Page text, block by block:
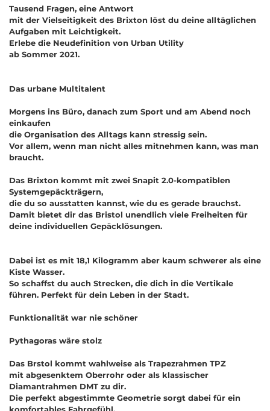
Tausend Fragen, eine Antwort
mit der Vielseitigkeit des Brixton löst du deine alltäglichen
Aufgaben mit Leichtigkeit.
Erlebe die Neudefinition von Urban Utility
ab Sommer 2021.
Das urbane Multitalent
Morgens ins Büro, danach zum Sport und am Abend noch
einkaufen
die Organisation des Alltags kann stressig sein.
Vor allem, wenn man nicht alles mitnehmen kann, was man
braucht.
Das Brixton kommt mit zwei Snapit 2.0-kompatiblen
Systemgepäckträgern,
die du so ausstatten kannst, wie du es gerade brauchst.
Damit bietet dir das Bristol unendlich viele Freiheiten für
deine individuellen Gepäcklösungen.
Dabei ist es mit 18,1 Kilogramm aber kaum schwerer als eine
Kiste Wasser.
So schaffst du auch Strecken, die dich in die Vertikale
führen. Perfekt für dein Leben in der Stadt.
Funktionalität war nie schöner
Pythagoras wäre stolz
Das Brstol kommt wahlweise als Trapezrahmen TPZ
mit abgesenktem Oberrohr oder als klassischer
Diamantrahmen DMT zu dir.
Die perfekt abgestimmte Geometrie sorgt dabei für ein
komfortables Fahrgefühl.